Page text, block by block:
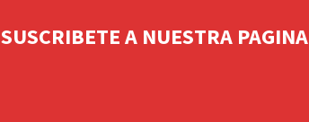
SUSCRIBETE A NUESTRA PAGINA